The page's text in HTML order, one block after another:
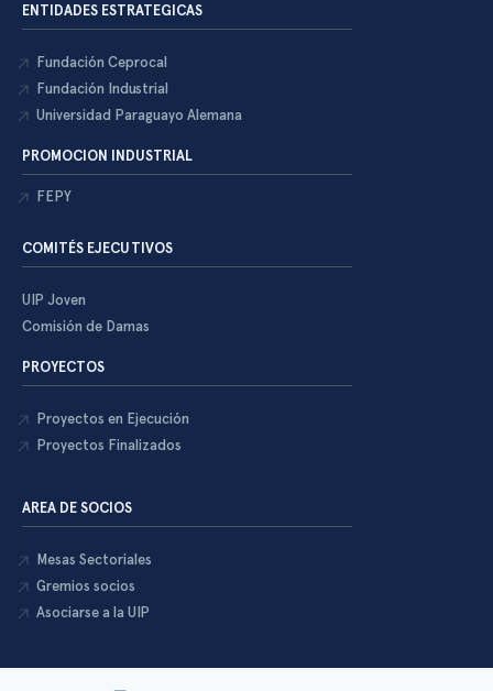
ENTIDADES ESTRATEGICAS
Fundación Ceprocal
Fundación Industrial
Universidad Paraguayo Alemana
PROMOCION INDUSTRIAL
FEPY
COMITÉS EJECUTIVOS
UIP Joven
Comisión de Damas
PROYECTOS
Proyectos en Ejecución
Proyectos Finalizados
AREA DE SOCIOS
Mesas Sectoriales
Gremios socios
Asociarse a la UIP